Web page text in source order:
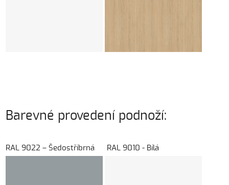
Barevné provedení podnoží:
RAL 9022 – Šedostříbrná RAL 9010 - Bílá